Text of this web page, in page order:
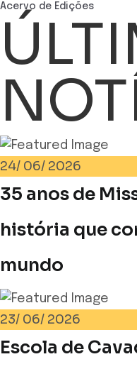
Acervo de Edições
24/ 06/ 2026
35 anos de
história que
mundo
23/ 06/ 2026
Escola de